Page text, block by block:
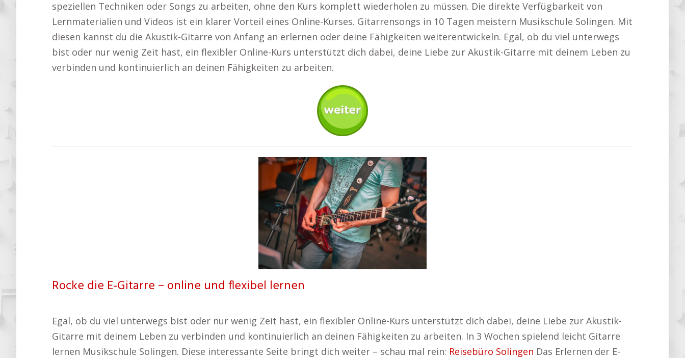
speziellen Techniken oder Songs zu arbeiten, ohne den Kurs komplett wiederholen zu müssen. Die direkte Verfügbarkeit von
Lernmaterialien und Videos ist ein klarer Vorteil eines Online-Kurses. Gitarrensongs in 10 Tagen meistern Musikschule Solingen. Mit
diesen kannst du die Akustik-Gitarre von Anfang an erlernen oder deine Fähigkeiten weiterentwickeln. Egal, ob du viel unterwegs
bist oder nur wenig Zeit hast, ein flexibler Online-Kurs unterstützt dich dabei, deine Liebe zur Akustik-Gitarre mit deinem Leben zu
verbinden und kontinuierlich an deinen Fähigkeiten zu arbeiten.
Rocke die E-Gitarre – online und flexibel lernen
Egal, ob du viel unterwegs bist oder nur wenig Zeit hast, ein flexibler Online-Kurs unterstützt dich dabei, deine Liebe zur Akustik-
Gitarre mit deinem Leben zu verbinden und kontinuierlich an deinen Fähigkeiten zu arbeiten. In 3 Wochen spielend leicht Gitarre
lernen Musikschule Solingen. Diese interessante Seite bringt dich weiter – schau mal rein: Reisebüro Solingen Das Erlernen der E-